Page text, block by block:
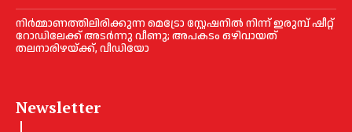
നിർമ്മാണത്തിലിരിക്കുന്ന മെട്രോ സ്റ്റേഷനിൽ നിന്ന് ഇരുമ്പ് ഷീറ്റ്
റോഡിലേക്ക് അടർന്നു വീണു; അപകടം ഒഴിവായത്
തലനാരിഴയ്ക്ക്, വീഡിയോ
Newsletter